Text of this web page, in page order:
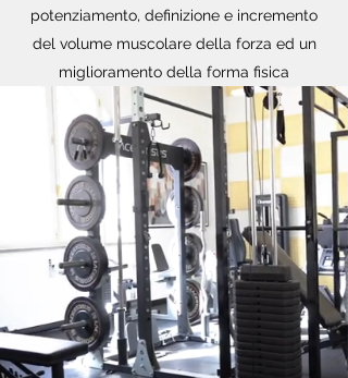
potenziamento, definizione e incremento
del volume muscolare della forza ed un
miglioramento della forma fisica